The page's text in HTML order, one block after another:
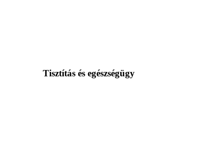
Tisztítás és egészségügy